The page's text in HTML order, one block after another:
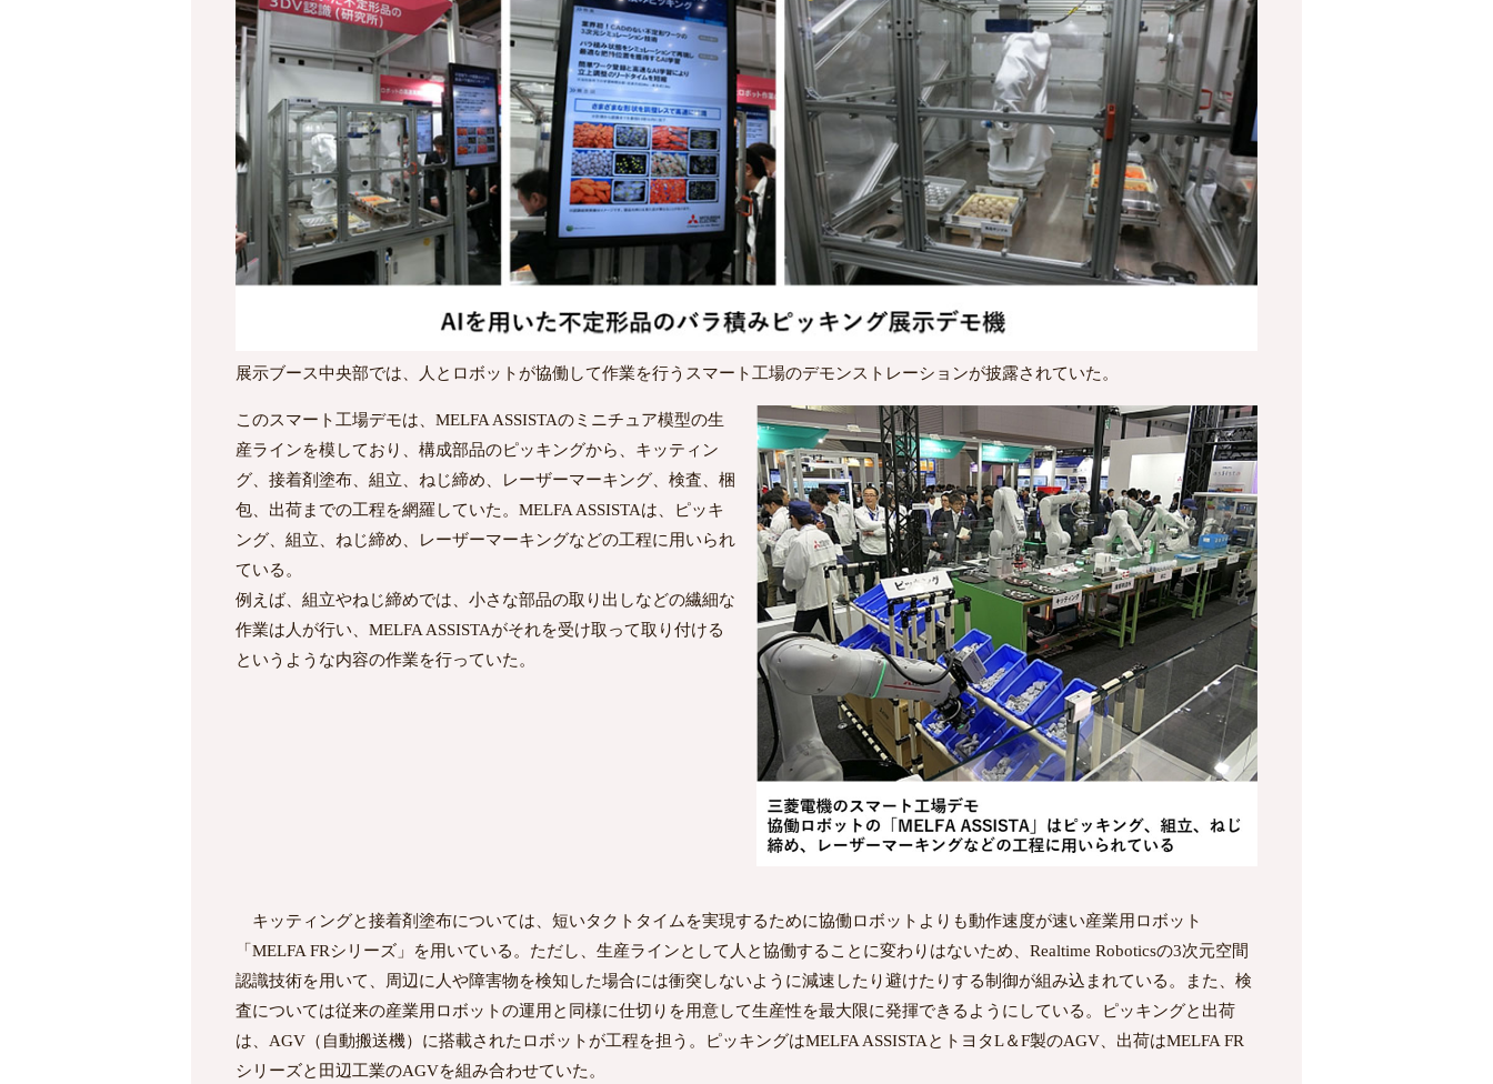
展示ブース中央部では、人とロボットが協働して作業を行うスマート工場のデモンストレーションが披露されていた。
このスマート工場デモは、MELFA ASSISTAのミニチュア模型の生
産ラインを模しており、構成部品のピッキングから、キッティン
グ、接着剤塗布、組立、ねじ締め、レーザーマーキング、検査、梱
包、出荷までの工程を網羅していた。MELFA ASSISTAは、ピッキ
ング、組立、ねじ締め、レーザーマーキングなどの工程に用いられ
ている。
例えば、組立やねじ締めでは、小さな部品の取り出しなどの繊細な
作業は人が行い、MELFA ASSISTAがそれを受け取って取り付ける
というような内容の作業を行っていた。
キッティングと接着剤塗布については、短いタクトタイムを実現するために協働ロボットよりも動作速度が速い産業用ロボット
「MELFA FRシリーズ」を用いている。ただし、生産ラインとして人と協働することに変わりはないため、Realtime Roboticsの3次元空間
認識技術を用いて、周辺に人や障害物を検知した場合には衝突しないように減速したり避けたりする制御が組み込まれている。また、検
査については従来の産業用ロボットの運用と同様に仕切りを用意して生産性を最大限に発揮できるようにしている。ピッキングと出荷
は、AGV（自動搬送機）に搭載されたロボットが工程を担う。ピッキングはMELFA ASSISTAとトヨタL＆F製のAGV、出荷はMELFA FR
シリーズと田辺工業のAGVを組み合わせていた。